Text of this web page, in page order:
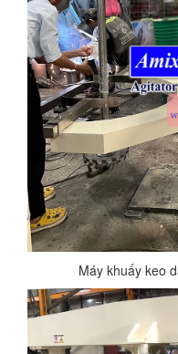
Máy khuấy keo